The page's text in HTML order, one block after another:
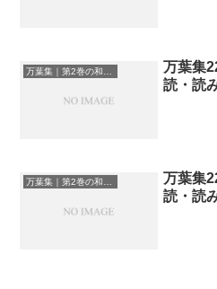
万葉集
読・読
万葉集｜第2巻の和歌一覧
万葉集
読・読